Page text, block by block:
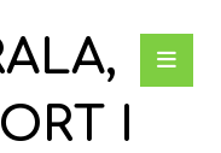
I